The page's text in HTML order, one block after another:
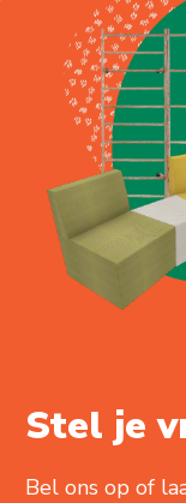
Stel je
Bel ons op of